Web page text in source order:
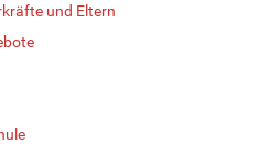
und Eltern